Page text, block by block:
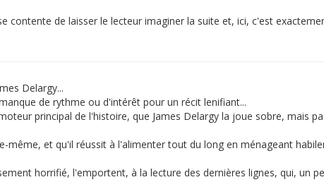
contente de laisser le lecteur imaginer la suite et, ici, c'est
Delargy...
de rythme ou d'intérêt pour un récit lenifiant...
principal de l'histoire, que James Delargy la joue sobre, mais
et qu'il réussit à l'alimenter tout du long en ménageant
horrifié, l'emportent, à la lecture des dernières lignes, qui, un